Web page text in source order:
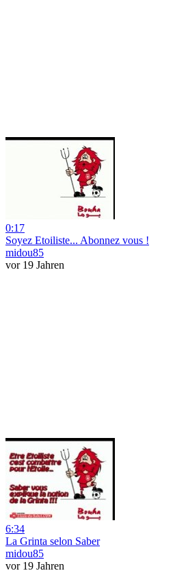
0:17
Soyez Etoiliste... Abonnez vous !
midou85
vor 19 Jahren
6:34
La Grinta selon Saber
midou85
vor 19 Jahren